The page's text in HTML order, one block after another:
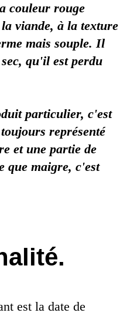
couleur rouge
viande, à la texture
mais souple.Il
qu'il est perdu
particulier, c'est
représenté
et une partie de
que maigre, c'est
est la date de